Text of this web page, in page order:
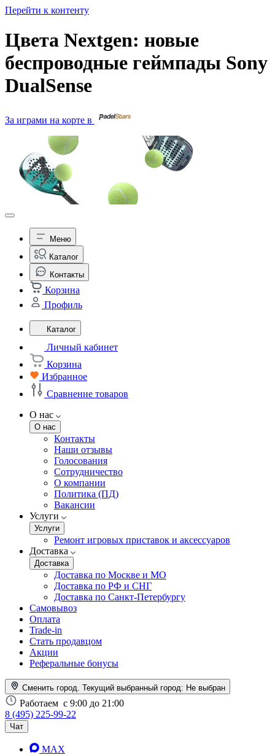
Перейти к контенту
Цвета Nextgen: новые
беспроводные геймпады Sony
DualSense
За играми на корте в
Меню
Каталог
Контакты
Корзина
Профиль
Каталог
Личный кабинет
Корзина
Избранное
Сравнение товаров
О нас
О нас
Контакты
Наши отзывы
Голосования
Сотрудничество
О компании
Политика (ПД)
Вакансии
Услуги
Услуги
Ремонт игровых приставок и аксессуаров
Доставка
Доставка
Доставка по Москве и МО
Доставка по РФ и СНГ
Доставка по Санкт-Петербургу
Самовывоз
Оплата
Trade-in
Стать продавцом
Акции
Реферальные бонусы
Сменить город. Текущий выбранный город: Не выбран
Работаем с 9:00 до 21:00
8 (495) 225-99-22
Чат
MAX